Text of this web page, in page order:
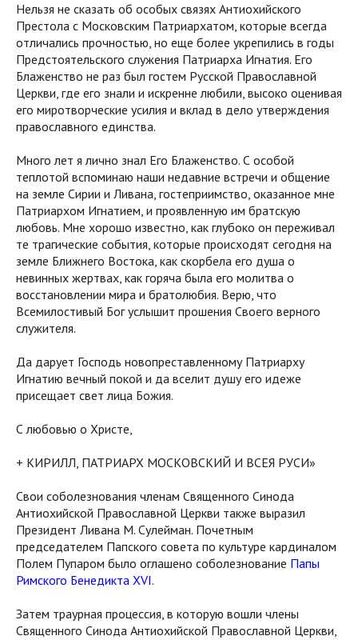
Нельзя не сказать об особых связях Антиохийского
Престола с Московским Патриархатом, которые всегда
отличались прочностью, но еще более укрепились в годы
Предстоятельского служения Патриарха Игнатия. Его
Блаженство не раз был гостем Русской Православной
Церкви, где его знали и искренне любили, высоко оценивая
его миротворческие усилия и вклад в дело утверждения
православного единства.
Много лет я лично знал Его Блаженство. С особой
теплотой вспоминаю наши недавние встречи и общение
на земле Сирии и Ливана, гостеприимство, оказанное мне
Патриархом Игнатием, и проявленную им братскую
любовь. Мне хорошо известно, как глубоко он переживал
те трагические события, которые происходят сегодня на
земле Ближнего Востока, как скорбела его душа о
невинных жертвах, как горяча была его молитва о
восстановлении мира и братолюбия. Верю, что
Всемилостивый Бог услышит прошения Своего верного
служителя.
Да дарует Господь новопреставленному Патриарху
Игнатию вечный покой и да вселит душу его идеже
присещает свет лица Божия.
С любовью о Христе,
+ КИРИЛЛ, ПАТРИАРХ МОСКОВСКИЙ И ВСЕЯ РУСИ»
Свои соболезнования членам Священного Синода
Антиохийской Православной Церкви также выразил
Президент Ливана М. Сулейман. Почетным
председателем Папского совета по культуре кардиналом
Полем Пупаром было оглашено соболезнование Папы
Римского Бенедикта XVI.
Затем траурная процессия, в которую вошли члены
Священного Синода Антиохийской Православной Церкви,